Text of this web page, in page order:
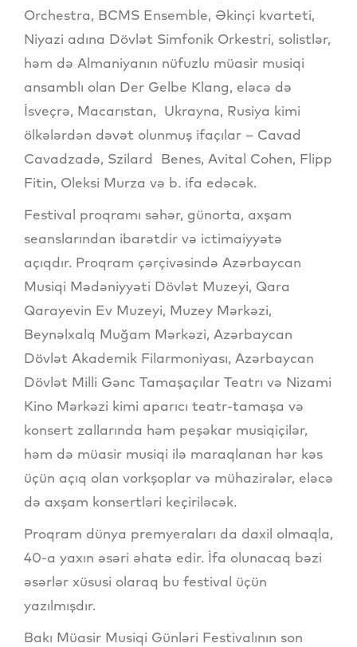
Orchestra, BCMS Ensemble, Əkinçi kvarteti,
Niyazi adına Dövlət Simfonik Orkestri, solistlər,
həm də Almaniyanın nüfuzlu müasir musiqi
ansamblı olan Der Gelbe Klang, eləcə də
İsveçrə, Macarıstan, Ukrayna, Rusiya kimi
ölkələrdən dəvət olunmuş ifaçılar – Cavad
Cavadzadə, Szilard Benes, Avital Cohen, Flipp
Fitin, Oleksi Murza və b. ifa edəcək.
Festival proqramı səhər, günorta, axşam
seanslarından ibarətdir və ictimaiyyətə
açıqdır. Proqram çərçivəsində Azərbaycan
Musiqi Mədəniyyəti Dövlət Muzeyi, Qara
Qarayevin Ev Muzeyi, Muzey Mərkəzi,
Beynəlxalq Muğam Mərkəzi, Azərbaycan
Dövlət Akademik Filarmoniyası, Azərbaycan
Dövlət Milli Gənc Tamaşaçılar Teatrı və Nizami
Kino Mərkəzi kimi aparıcı teatr-tamaşa və
konsert zallarında həm peşəkar musiqiçilər,
həm də müasir musiqi ilə maraqlanan hər kəs
üçün açıq olan vorkşoplar və mühazirələr, eləcə
də axşam konsertləri keçiriləcək.
Proqram dünya premyeraları da daxil olmaqla,
40-a yaxın əsəri əhatə edir. İfa olunacaq bəzi
əsərlər xüsusi olaraq bu festival üçün
yazılmışdır.
Bakı Müasir Musiqi Günləri Festivalının son